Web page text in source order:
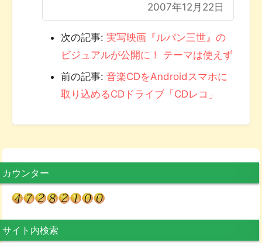
2007年12月22日
次の記事: 実写映画『ルパン三世』の
ビジュアルが公開に！ テーマは使えず
前の記事: 音楽CDをAndroidスマホに
取り込めるCDドライブ「CDレコ」
カウンター
サイト内検索